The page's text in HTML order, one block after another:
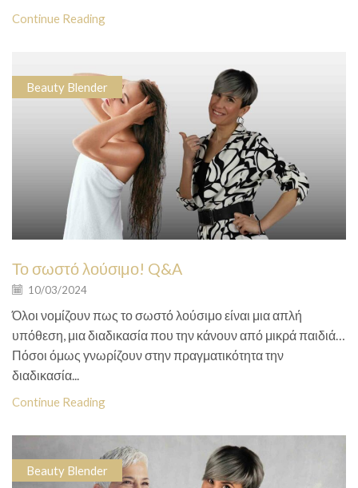
Continue Reading
Beauty Blender
Το σωστό λούσιμο! Q&A
10/03/2024
Όλοι νομίζουν πως το σωστό λούσιμο είναι μια απλή
υπόθεση, μια διαδικασία που την κάνουν από μικρά παιδιά…
Πόσοι όμως γνωρίζουν στην πραγματικότητα την
διαδικασία...
Continue Reading
Beauty Blender